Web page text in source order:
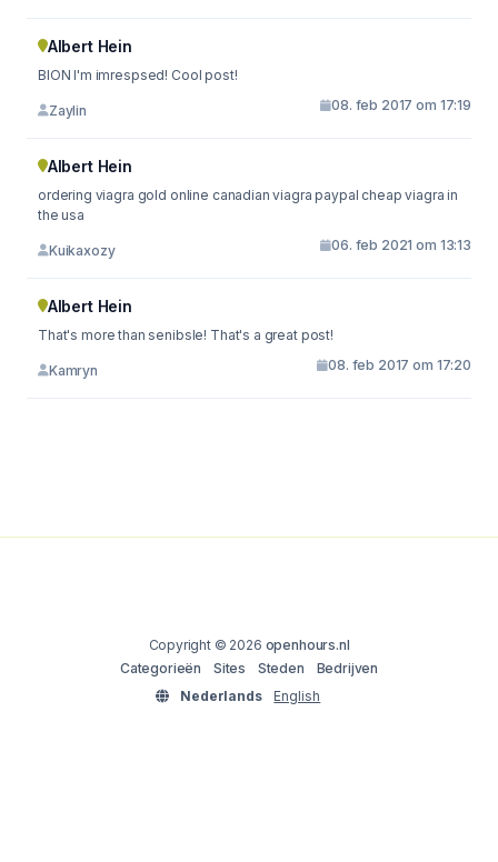
Albert Hein
BION I'm imrespsed! Cool post!
Zaylin 08. feb 2017 om 17:19
Albert Hein
ordering viagra gold online canadian viagra paypal cheap viagra in
the usa
Kuikaxozy 06. feb 2021 om 13:13
Albert Hein
That's more than senibsle! That's a great post!
Kamryn 08. feb 2017 om 17:20
Copyright © 2026 openhours.nl
Categorieën
Sites Steden
Bedrijven
Nederlands
English